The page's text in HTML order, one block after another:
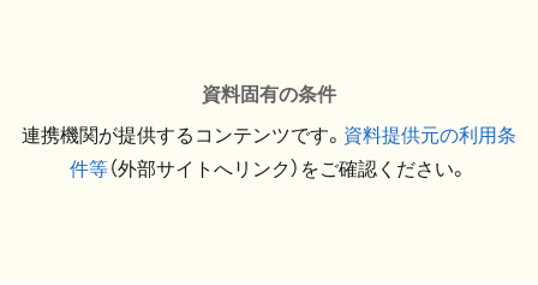
資料固有の条件
連携機関が提供するコンテンツです。 資料提供元の利用条
件等（外部サイトへリンク）をご確認ください。